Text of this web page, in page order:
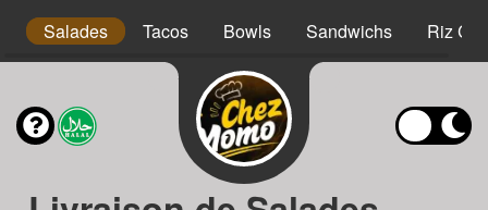
Salades Tacos Bowls Sandwichs Riz